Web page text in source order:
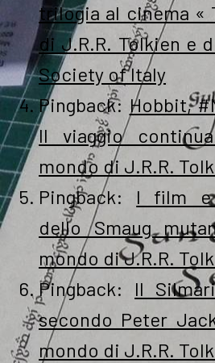
trilogia al cinema «
di J.R.R. Tolkien e
Society of Italy
Pingback: Hobbit,
Il viaggio
mondo di J.R.R.
Pingback: I film e
dello Smaug
mondo di J.R.R.
Pingback: Il
secondo Peter
mondo di J.R.R.